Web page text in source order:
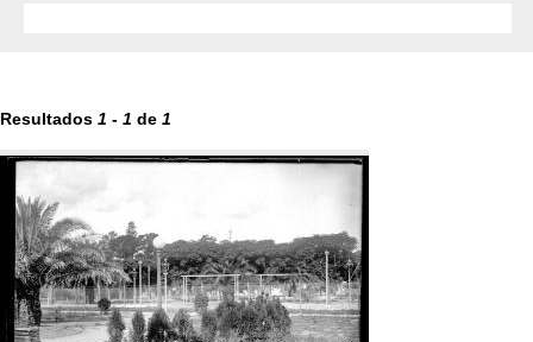
Resultados 1 - 1 de 1